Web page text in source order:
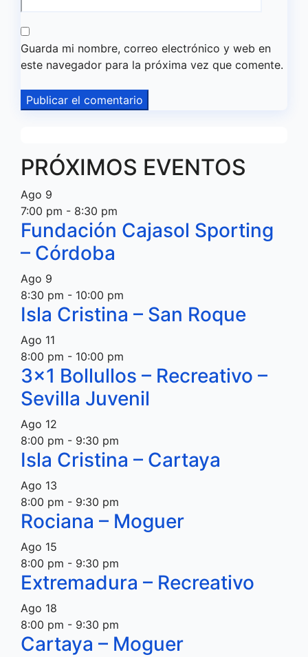
Guarda mi nombre, correo electrónico y web en
este navegador para la próxima vez que comente.
PRÓXIMOS EVENTOS
Ago 9
7:00 pm - 8:30 pm
Fundación Cajasol Sporting
– Córdoba
Ago 9
8:30 pm - 10:00 pm
Isla Cristina – San Roque
Ago 11
8:00 pm - 10:00 pm
3×1 Bollullos – Recreativo –
Sevilla Juvenil
Ago 12
8:00 pm - 9:30 pm
Isla Cristina – Cartaya
Ago 13
8:00 pm - 9:30 pm
Rociana – Moguer
Ago 15
8:00 pm - 9:30 pm
Extremadura – Recreativo
Ago 18
8:00 pm - 9:30 pm
Cartaya – Moguer